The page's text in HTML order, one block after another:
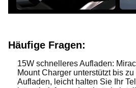
Häufige Fragen:
15W schnelleres Aufladen:
Mount Charger unterstützt bis
Aufladen, leicht halten Sie Ihr